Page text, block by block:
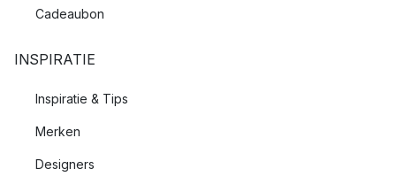
Cadeaubon
INSPIRATIE
Inspiratie & Tips
Merken
Designers